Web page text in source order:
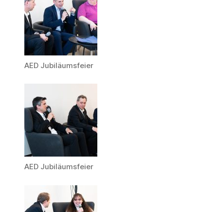
AED Jubiläumsfeier
AED Jubiläumsfeier